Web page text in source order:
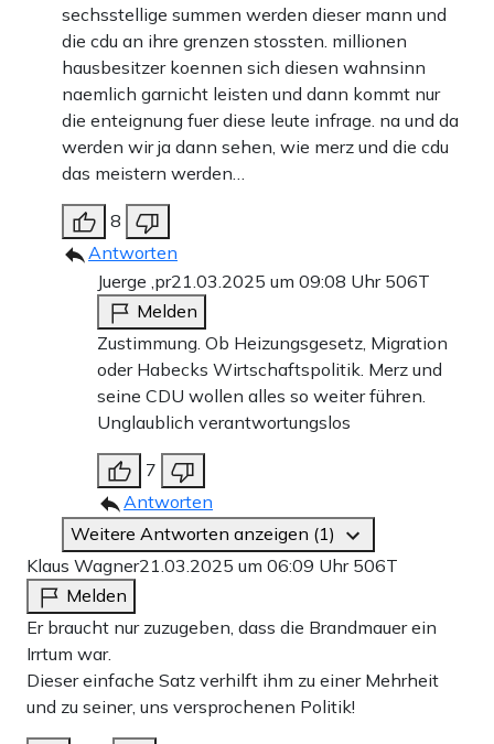
sechsstellige summen werden dieser mann und
die cdu an ihre grenzen stossten. millionen
hausbesitzer koennen sich diesen wahnsinn
naemlich garnicht leisten und dann kommt nur
die enteignung fuer diese leute infrage. na und da
werden wir ja dann sehen, wie merz und die cdu
das meistern werden…
8
Antworten
Juerge ,pr21.03.2025 um 09:08 Uhr 506T
Melden
Zustimmung. Ob Heizungsgesetz, Migration
oder Habecks Wirtschaftspolitik. Merz und
seine CDU wollen alles so weiter führen.
Unglaublich verantwortungslos
7
Antworten
Weitere Antworten anzeigen (1)
Klaus Wagner21.03.2025 um 06:09 Uhr 506T
Melden
Er braucht nur zuzugeben, dass die Brandmauer ein
Irrtum war.
Dieser einfache Satz verhilft ihm zu einer Mehrheit
und zu seiner, uns versprochenen Politik!